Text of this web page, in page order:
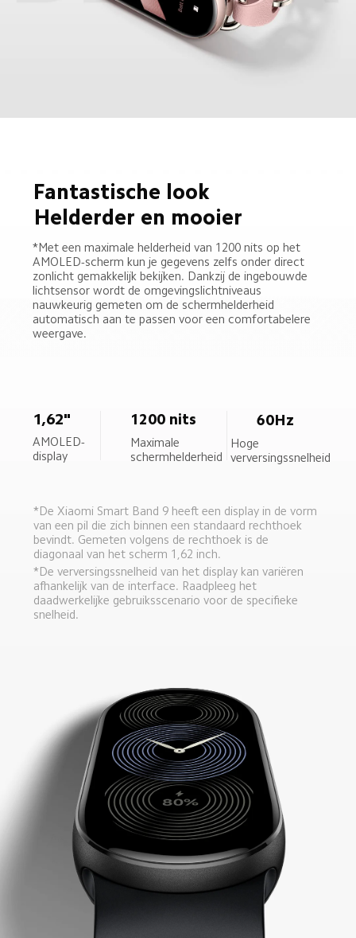
Fantastische look
Helderder en mooier
*Met een maximale helderheid van 1200 nits op het
AMOLED-scherm kun je gegevens zelfs onder direct
zonlicht gemakkelijk bekijken. Dankzij de ingebouwde
lichtsensor wordt de omgevingslichtniveaus
nauwkeurig gemeten om de schermhelderheid
automatisch aan te passen voor een comfortabelere
weergave.
1,62"
AMOLED-
display
1200 nits
Maximale
schermhelderheid
60Hz
Hoge
verversingssnelheid
*De Xiaomi Smart Band 9 heeft een display in de vorm
van een pil die zich binnen een standaard rechthoek
bevindt. Gemeten volgens de rechthoek is de
diagonaal van het scherm 1,62 inch.
*De verversingssnelheid van het display kan variëren
afhankelijk van de interface. Raadpleeg het
daadwerkelijke gebruiksscenario voor de specifieke
snelheid.